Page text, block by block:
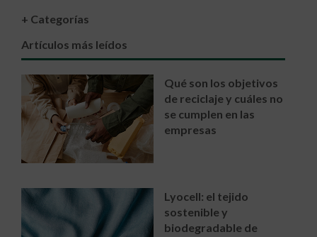
+ Categorías
Artículos más leídos
Qué son los objetivos
de reciclaje y cuáles no
se cumplen en las
empresas
Lyocell: el tejido
sostenible y
biodegradable de